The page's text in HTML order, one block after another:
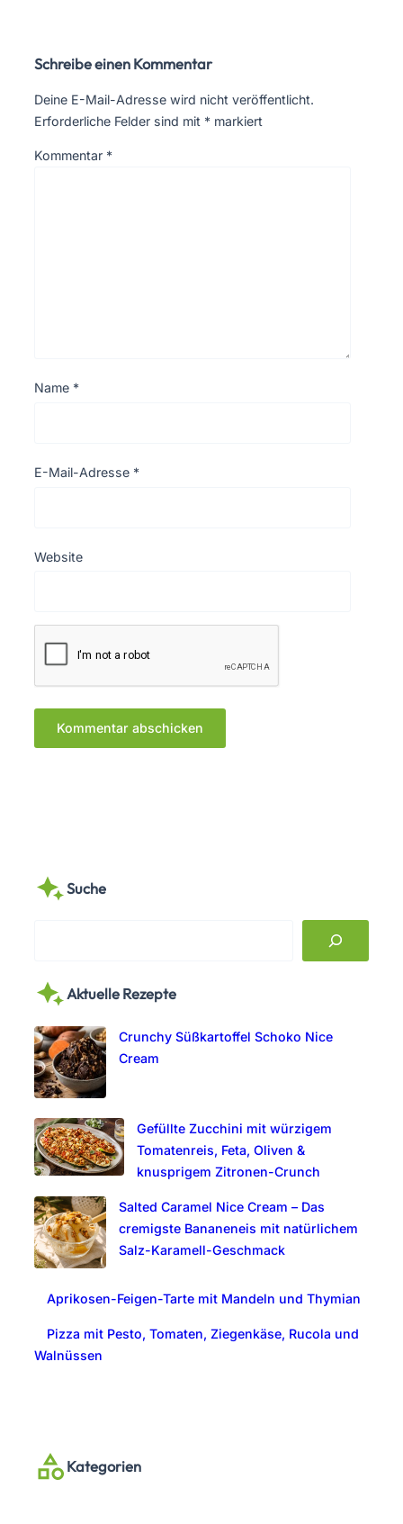
Schreibe einen Kommentar
Deine E-Mail-Adresse wird nicht veröffentlicht.
Erforderliche Felder sind mit * markiert
Kommentar *
Name *
E-Mail-Adresse *
Website
Suche
r
h
Aktuelle Rezepte
Crunchy Süßkartoffel Schoko Nice
Cream
Gefüllte Zucchini mit würzigem
Tomatenreis, Feta, Oliven &
knusprigem Zitronen-Crunch
Salted Caramel Nice Cream – Das
cremigste Bananeneis mit natürlichem
Salz-Karamell-Geschmack
Aprikosen-Feigen-Tarte mit Mandeln und Thymian
Pizza mit Pesto, Tomaten, Ziegenkäse, Rucola und
Walnüssen
Kategorien